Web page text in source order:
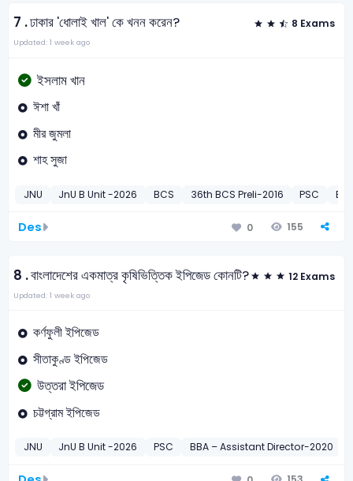
7 .ঢাকার 'ধোলাই খাল' কে খনন করেন? 8 Exams
Updated: 1 week ago
ইসলাম খান
ঈশা খাঁ
মীর জুমলা
শাহ সুজা
JNU JnU B Unit -2026 BCS 36th BCS Preli-2016 PSC
Des 0 155
8 .বাংলাদেশের একমাত্র কৃষিভিত্তিক ইপিজেড কোনটি? 12 Exams
Updated: 1 week ago
কর্ণফুলী ইপিজেড
সীতাকুণ্ড ইপিজেড
উত্তরা ইপিজেড
চট্টগ্রাম ইপিজেড
JNU JnU B Unit -2026 PSC BBA – Assistant Director-2020